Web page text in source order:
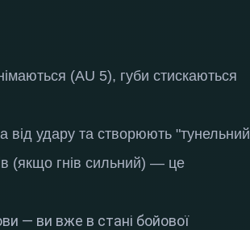
(AU 5), губи стискаються
від удару та створюють "тунельний
(якщо гнів сильний) — це
— ви вже в стані бойової